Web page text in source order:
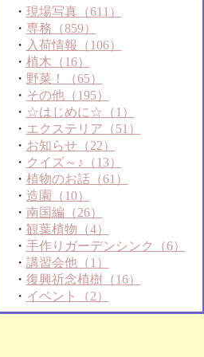
・ 現場写真（611）
・ 専務（859）
・ 入荷情報（106）
・ 植木（16）
・ 野菜！（65）
・ その他（195）
・ ☆はじめに☆（1）
・ エクステリア（51）
・ お知らせ（22）
・ クイズ～♪（13）
・ 植物のお話（61）
・ 造園（10）
・ 南国編（26）
・ 観葉植物（4）
・ 手作りガーデンシンク（6）
・ 講習会他（1）
・ 復興祈念植樹（16）
・ イベント（2）